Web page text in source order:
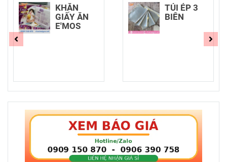
KHĂN
GIẤY ĂN
E'MOS
TÚI ÉP 3
BIÊN